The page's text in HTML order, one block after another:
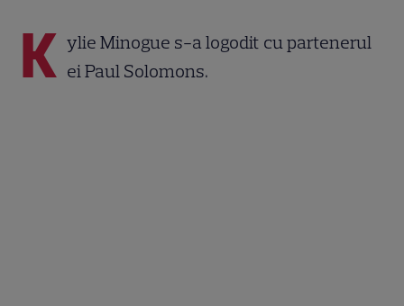
K ylie Minogue s-a logodit cu partenerul
ei Paul Solomons.